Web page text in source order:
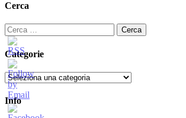
Cerca
Ricerca
per:
Categorie
Categorie
Info